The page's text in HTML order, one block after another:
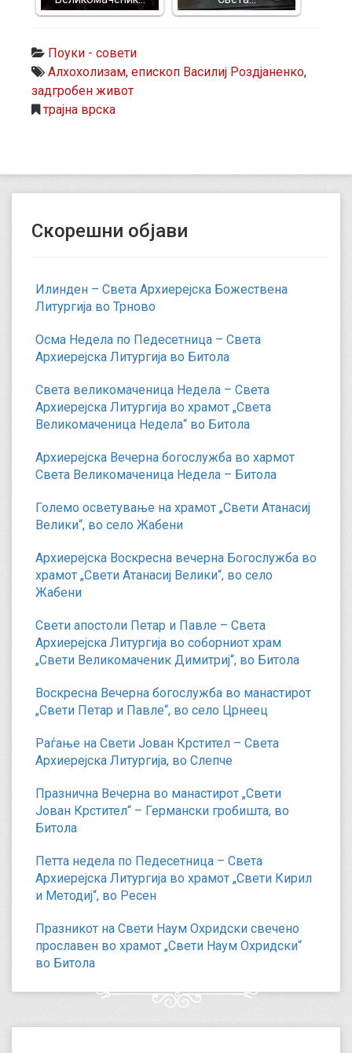
Поуки - совети
Алхохолизам, епископ Василиј Роздјаненко,
задгробен живот
трајна врска
Скорешни објави
Илинден – Света Архиерејска Божествена
Литургија во Трново
Осма Недела по Педесетница – Света
Архиерејска Литургија во Битола
Света великомаченица Недела – Света
Архиерејска Литургија во храмот „Света
Великомаченица Недела“ во Битола
Архиерејска Вечерна богослужба во хармот
Света Великомаченица Недела – Битола
Големо осветување на храмот „Свети Атанасиј
Велики“, во село Жабени
Архиерејска Воскресна вечерна Богослужба во
храмот „Свети Атанасиј Велики“, во село
Жабени
Свети апостоли Петар и Павле – Света
Архиерејска Литургија во соборниот храм
„Свети Великомаченик Димитриј“, во Битола
Воскресна Вечерна богослужба во манастирот
„Свети Петар и Павле“, во село Црнеец
Раѓање на Свети Јован Крстител – Света
Архиерејска Литургија, во Слепче
Празнична Вечерна во манастирот „Свети
Јован Крстител“ – Германски гробишта, во
Битола
Петта недела по Педесетница – Света
Архиерејска Литургија во храмот „Свети Кирил
и Методиј“, во Ресен
Празникот на Свети Наум Охридски свечено
прославен во храмот „Свети Наум Охридски“
во Битола